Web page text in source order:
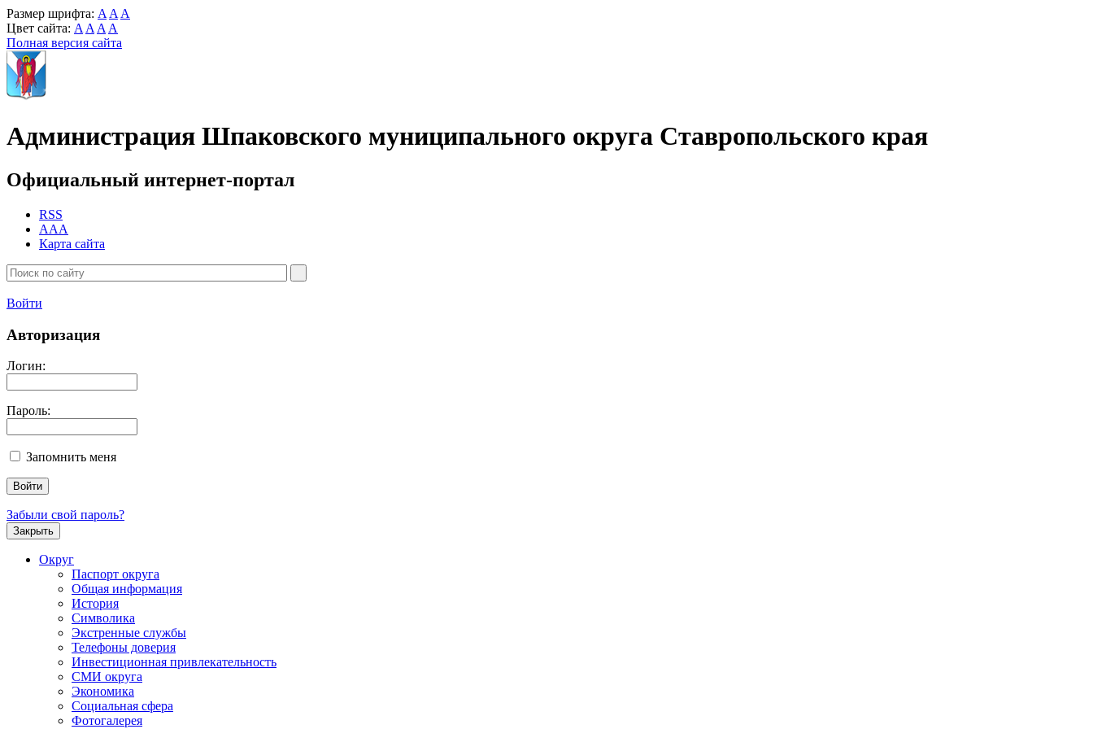
Размер шрифта: A A A
Цвет сайта: A A A A
Полная версия сайта
Администрация Шпаковского муниципального округа Ставропольского края
Официальный интернет-портал
RSS
AAA
Карта сайта
Войти
Авторизация
Логин:
Пароль:
Запомнить меня
Забыли свой пароль?
Закрыть
Округ
Паспорт округа
Общая информация
История
Символика
Экстренные службы
Телефоны доверия
Инвестиционная привлекательность
СМИ округа
Экономика
Социальная сфера
Фотогалерея